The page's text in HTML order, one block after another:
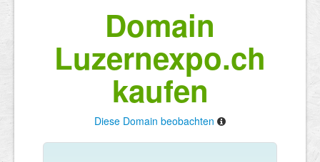
Domain
Luzernexpo.ch
kaufen
Diese Domain beobachten